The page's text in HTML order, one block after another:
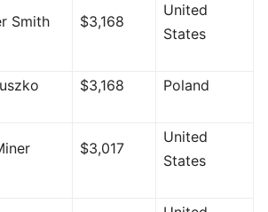
Smith $3,168
United
States
$3,168 Poland
$3,017
United
States